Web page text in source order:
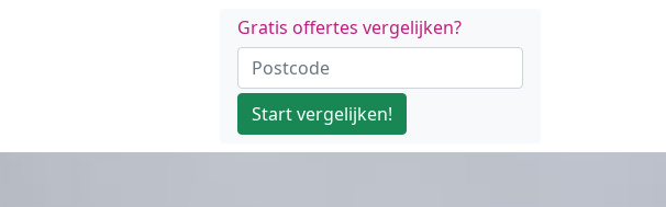
Gratis offertes vergelijken?
Start vergelijken!